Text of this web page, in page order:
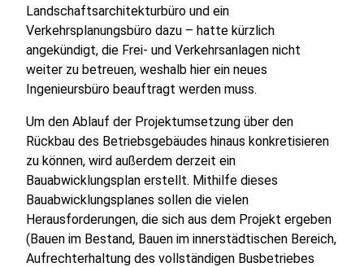
Landschaftsarchitekturbüro und ein
Verkehrsplanungsbüro dazu – hatte kürzlich
angekündigt, die Frei- und Verkehrsanlagen nicht
weiter zu betreuen, weshalb hier ein neues
Ingenieursbüro beauftragt werden muss.
Um den Ablauf der Projektumsetzung über den
Rückbau des Betriebsgebäudes hinaus konkretisieren
zu können, wird außerdem derzeit ein
Bauabwicklungsplan erstellt. Mithilfe dieses
Bauabwicklungsplanes sollen die vielen
Herausforderungen, die sich aus dem Projekt ergeben
(Bauen im Bestand, Bauen im innerstädtischen Bereich,
Aufrechterhaltung des vollständigen Busbetriebes